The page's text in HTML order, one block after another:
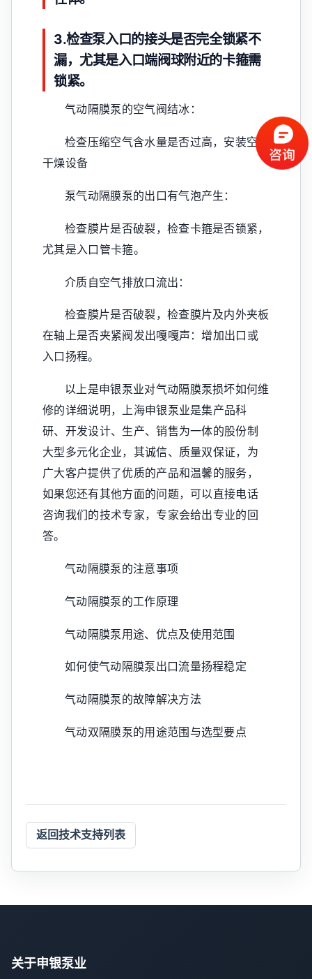
3.检查泵入口的接头是否完全锁紧不
漏，尤其是入口端阀球附近的卡箍需
锁紧。
气动隔膜泵的空气阀结冰：
检查压缩空气含水量是否过高，安装空气
干燥设备
泵气动隔膜泵的出口有气泡产生：
检查膜片是否破裂，检查卡箍是否锁紧，
尤其是入口管卡箍。
介质自空气排放口流出：
检查膜片是否破裂，检查膜片及内外夹板
在轴上是否夹紧阀发出嘎嘎声：增加出口或
入口扬程。
以上是申银泵业对气动隔膜泵损坏如何维
修的详细说明，上海申银泵业是集产品科
研、开发设计、生产、销售为一体的股份制
大型多元化企业，其诚信、质量双保证，为
广大客户提供了优质的产品和温馨的服务，
如果您还有其他方面的问题，可以直接电话
咨询我们的技术专家，专家会给出专业的回
答。
气动隔膜泵的注意事项
气动隔膜泵的工作原理
气动隔膜泵用途、优点及使用范围
如何使气动隔膜泵出口流量扬程稳定
气动隔膜泵的故障解决方法
气动双隔膜泵的用途范围与选型要点
返回技术支持列表
关于申银泵业